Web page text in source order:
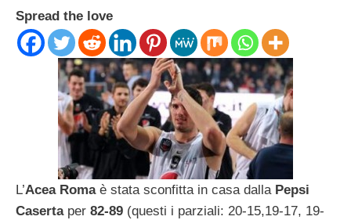
Spread the love
L’Acea Romaè stata sconfitta in casa dalla Pepsi
Casertaper 82-89 (questi i parziali: 20-15,19-17, 19-